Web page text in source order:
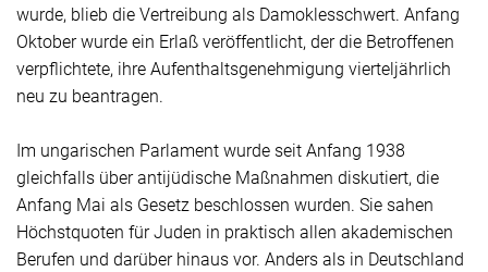
wurde, blieb die Vertreibung als Damoklesschwert. Anfang
Oktober wurde ein Erlaß veröffentlicht, der die Betroffenen
verpflichtete, ihre Aufenthaltsgenehmigung vierteljährlich
neu zu beantragen.
Im ungarischen Parlament wurde seit Anfang 1938
gleichfalls über antijüdische Maßnahmen diskutiert, die
Anfang Mai als Gesetz beschlossen wurden. Sie sahen
Höchstquoten für Juden in praktisch allen akademischen
Berufen und darüber hinaus vor. Anders als in Deutschland